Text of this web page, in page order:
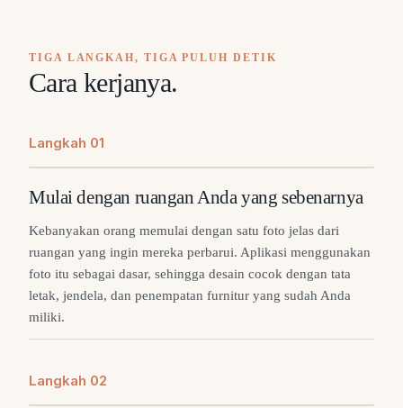
TIGA LANGKAH, TIGA PULUH DETIK
Cara kerjanya.
Langkah 01
Mulai dengan ruangan Anda yang sebenarnya
Kebanyakan orang memulai dengan satu foto jelas dari
ruangan yang ingin mereka perbarui. Aplikasi menggunakan
foto itu sebagai dasar, sehingga desain cocok dengan tata
letak, jendela, dan penempatan furnitur yang sudah Anda
miliki.
Langkah 02